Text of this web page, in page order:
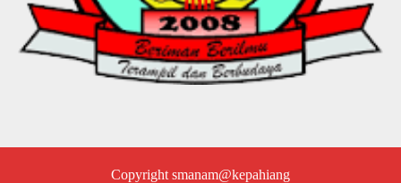
Copyright smanam@kepahiang